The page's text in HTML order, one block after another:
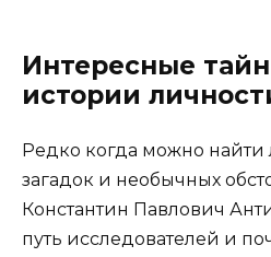
Интересные
истории
Редко когда можно найти
загадок и необычных
Константин Павлович
путь исследователей и